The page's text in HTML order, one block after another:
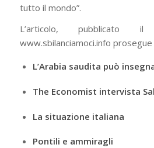
tutto il mondo”.
L’articolo,
www.sbilanciamoci.info
L’Arabia saudita può
The Economist intervista
La situazione italiana
Pontili e ammiragli